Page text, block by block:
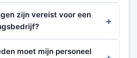
zijn vereist voor een
moet mijn personeel